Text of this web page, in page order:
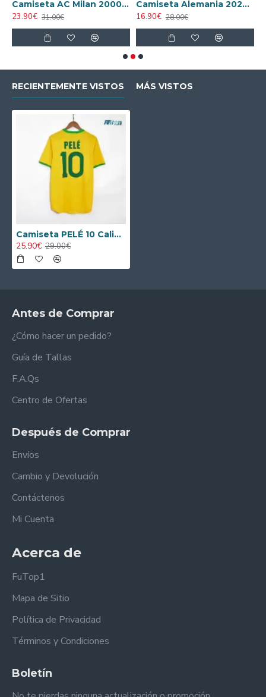
Camiseta AC Milan 2000/2001 Local Retro
23.90€ 31.00€
Camiseta Alemania 2026 Azul
16.90€ 28.00€
RECIENTEMENTE VISTOS MÁS VISTOS
Camiseta PELÉ 10 Calidad THAI Brasil Home 1970 Vintage
25.90€ 29.00€
Antes de Comprar
¿Cómo hacer un pedido?
Guía de Tallas
F.A.Qs
Centro de Ofertas
Después de Comprar
Envíos
Cambio y Devolución
Contáctenos
Mi Cuenta
Acerca de
FuTop1
Mapa de Sitio
Política de Privacidad
Términos y Condiciones
Boletín